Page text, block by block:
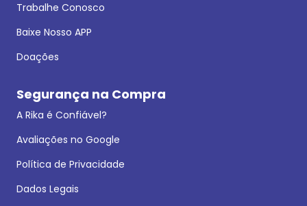
Trabalhe Conosco
Baixe Nosso APP
Doações
Segurança na Compra
A Rika é Confiável?
Avaliações no Google
Política de Privacidade
Dados Legais